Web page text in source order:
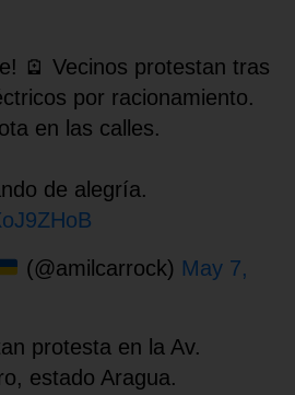
🪫 Vecinos protestan tras
por racionamiento.
en las calles.
de alegría.
(@amilcarrock) May 7,
protesta en la Av.
estado Aragua.